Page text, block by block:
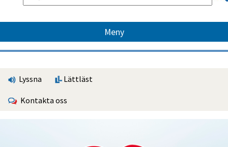
Meny
Lyssna Lättläst
Kontakta oss